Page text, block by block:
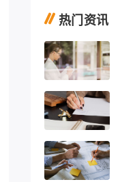
热门资讯